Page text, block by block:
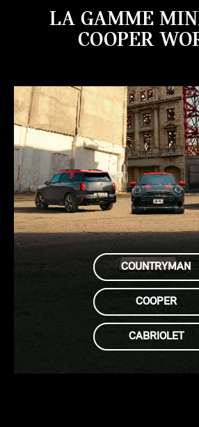
LA GAMME
COOPER
COUNTRYMAN
COOPER
CABRIOLET